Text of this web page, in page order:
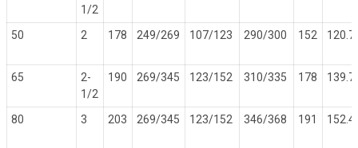
1/2
50
2 178 249/269 107/123 290/300 152 120.7
65
2-
1/2
190 269/345 123/152 310/335 178 139.7
80 3 203 269/345 123/152 346/368 191